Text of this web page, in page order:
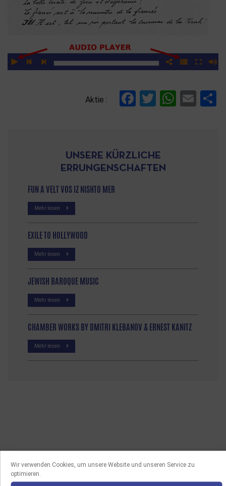
Wir verwenden Cookies, um unsere Website und unseren Service zu
optimieren.
Aktie : Facebook
Twitter
UNSERE KÜRZLICHE
ERRUNGENSCHAFTEN
FUN A VELT VOS IZ NISHTO MER
Mehr lesen
EXILE TO HOLLYWOOD
Mehr lesen
JEWISH BAROQUE MUSIC
Mehr lesen
CHAMBER WORKS BY DMITRI KLEBANOV & ERNEST KANITZ
Mehr lesen